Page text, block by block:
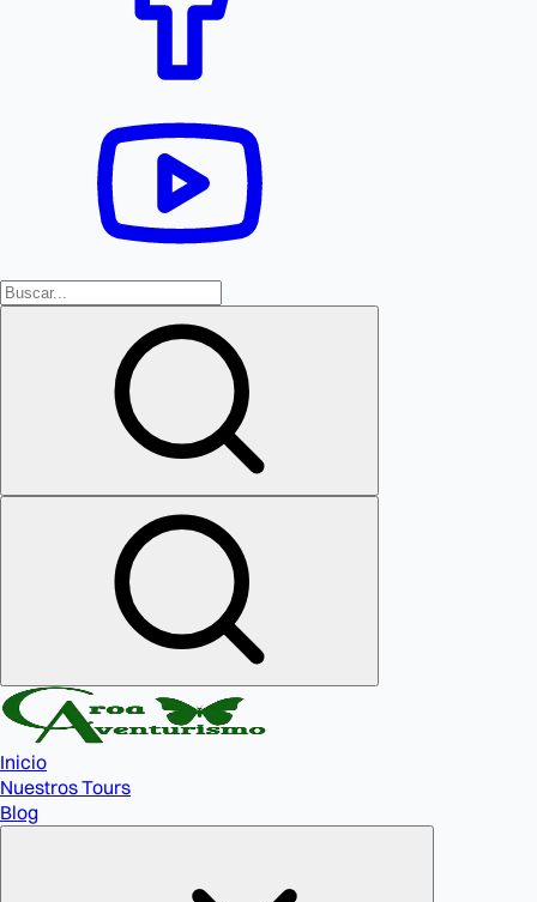
Inicio
Nuestros Tours
Blog